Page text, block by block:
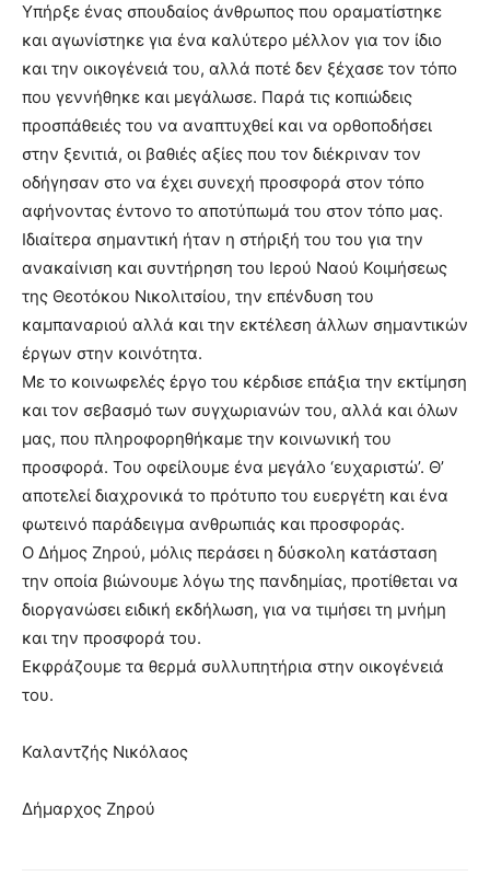
Υπήρξε ένας σπουδαίος άνθρωπος που οραματίστηκε
και αγωνίστηκε για ένα καλύτερο μέλλον για τον ίδιο
και την οικογένειά του, αλλά ποτέ δεν ξέχασε τον τόπο
που γεννήθηκε και μεγάλωσε. Παρά τις κοπιώδεις
προσπάθειές του να αναπτυχθεί και να ορθοποδήσει
στην ξενιτιά, οι βαθιές αξίες που τον διέκριναν τον
οδήγησαν στο να έχει συνεχή προσφορά στον τόπο
αφήνοντας έντονο το αποτύπωμά του στον τόπο μας.
Ιδιαίτερα σημαντική ήταν η στήριξή του του για την
ανακαίνιση και συντήρηση του Ιερού Ναού Κοιμήσεως
της Θεοτόκου Νικολιτσίου, την επένδυση του
καμπαναριού αλλά και την εκτέλεση άλλων σημαντικών
έργων στην κοινότητα.
Με το κοινωφελές έργο του κέρδισε επάξια την εκτίμηση
και τον σεβασμό των συγχωριανών του, αλλά και όλων
μας, που πληροφορηθήκαμε την κοινωνική του
προσφορά. Του οφείλουμε ένα μεγάλο ‘ευχαριστώ’. Θ’
αποτελεί διαχρονικά το πρότυπο του ευεργέτη και ένα
φωτεινό παράδειγμα ανθρωπιάς και προσφοράς.
Ο Δήμος Ζηρού, μόλις περάσει η δύσκολη κατάσταση
την οποία βιώνουμε λόγω της πανδημίας, προτίθεται να
διοργανώσει ειδική εκδήλωση, για να τιμήσει τη μνήμη
και την προσφορά του.
Εκφράζουμε τα θερμά συλλυπητήρια στην οικογένειά
του.
Καλαντζής Νικόλαος
Δήμαρχος Ζηρού